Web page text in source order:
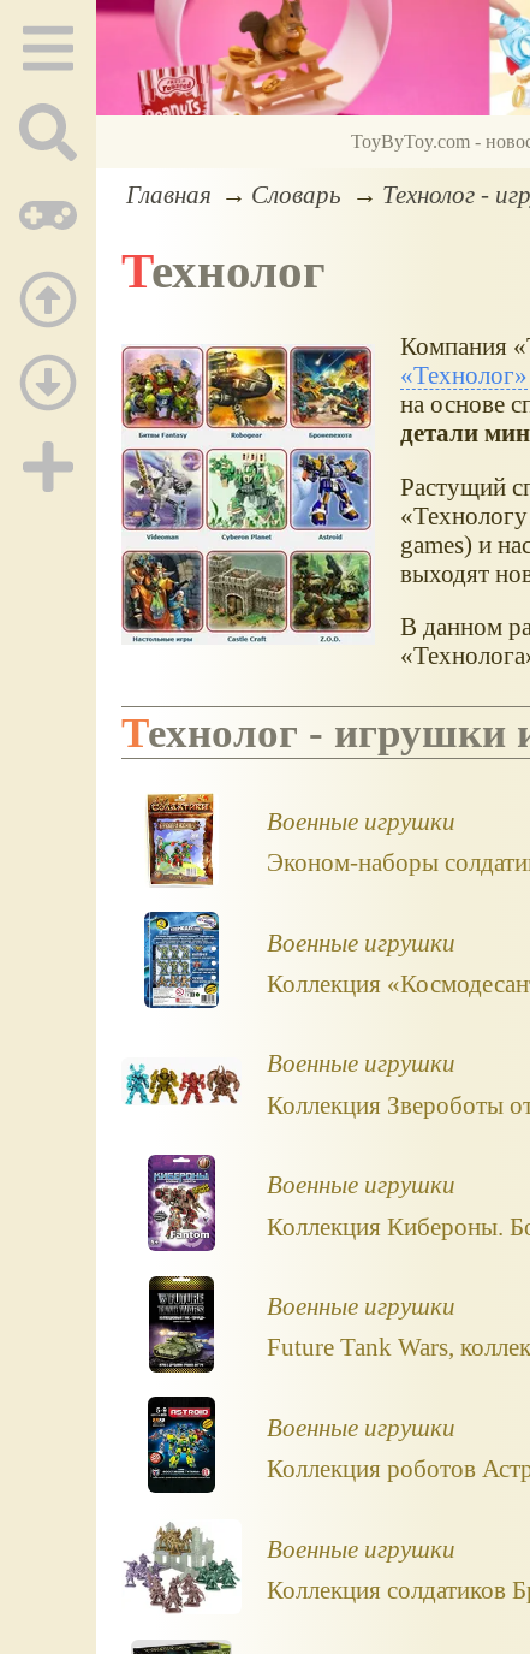
ToyByToy.com -
Главная Словарь Технолог -
Технолог
Компания
Технолог
на основе
детали
Растущий
Технологу
games) и
выходят
В данном
Технолога
Технолог -
Военные игрушки
Эконом-наборы
Военные игрушки
Коллекция
Военные игрушки
Коллекция Звероботы
Военные игрушки
Коллекция Кибероны.
Военные игрушки
Future Tank Wars,
Военные игрушки
Коллекция роботов
Военные игрушки
Коллекция солдатиков